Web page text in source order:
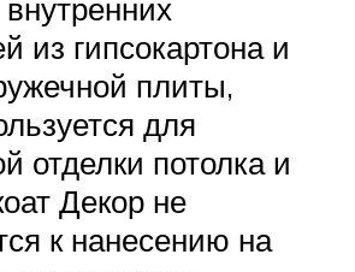
из гипсокартона и
плиты,
для
отделки потолка и
Декор не
к нанесению на